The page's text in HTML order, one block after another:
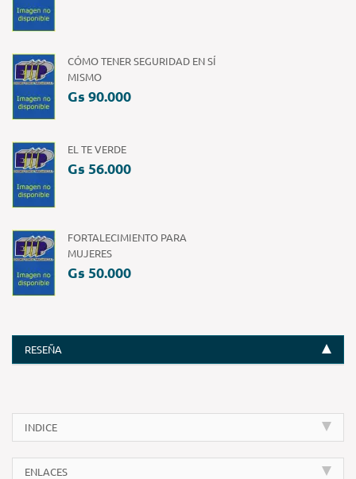
CÓMO TENER SEGURIDAD EN SÍ
MISMO
Gs 90.000
EL TE VERDE
Gs 56.000
FORTALECIMIENTO PARA
MUJERES
Gs 50.000
RESEÑA
INDICE
ENLACES